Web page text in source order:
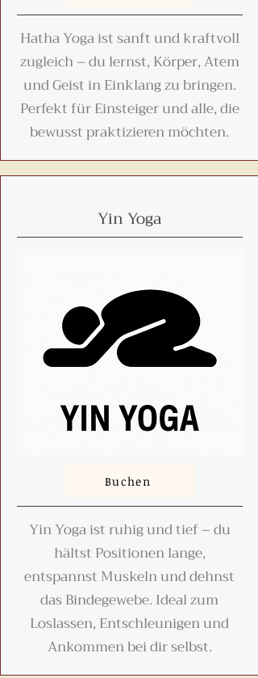
Hatha Yoga ist sanft und kraftvoll
zugleich – du lernst, Körper, Atem
und Geist in Einklang zu bringen.
Perfekt für Einsteiger und alle, die
bewusst praktizieren möchten.
Yin Yoga
Buchen
Yin Yoga ist ruhig und tief – du
hältst Positionen lange,
entspannst Muskeln und dehnst
das Bindegewebe. Ideal zum
Loslassen, Entschleunigen und
Ankommen bei dir selbst.